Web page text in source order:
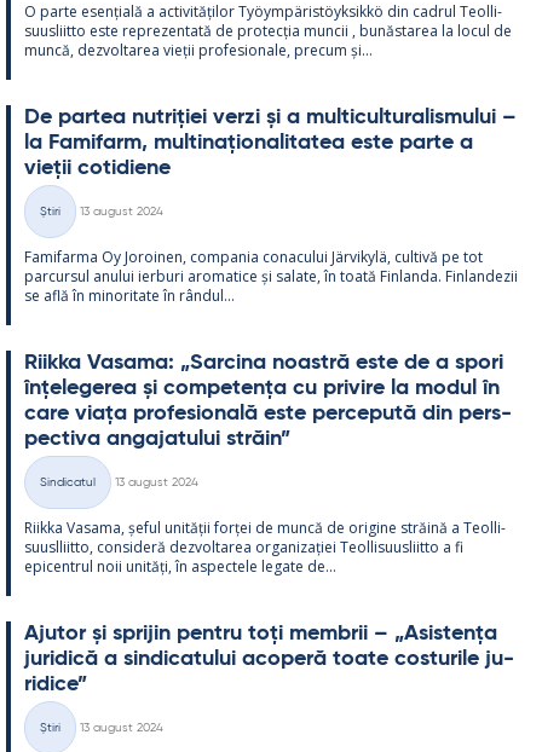
O parte esențială a ac­ti­vități­lor Työym­pä­ris­töyk­sikkö din cadrul Teol­li­
suus­liitto este reprezen­tată de pro­tecția muncii , bunăs­ta­rea la locul de
muncă, dez­vol­ta­rea vieții pro­fe­sio­nale, precum și...
De par­tea nut­riției verzi și a mul­ticul­tu­ra­lis­mu­lui –
la Fa­mi­farm, mul­ti­națio­na­li­ta­tea este parte a
vieții co­ti­diene
Categorii
Știri
13 august 2024
Fa­mi­farma Oy Jo­roi­nen, com­pa­nia co­nacu­lui Jär­vi­kylä, cul­tivă pe tot
parcur­sul anu­lui ier­buri aro­ma­tice și sa­late, în toată Fin­landa. Fin­lan­dezii
se află în mi­no­ri­tate în rân­dul...
Riikka Va­sama: „Sarcina noa­stră este de a spori
înțe­le­ge­rea și com­pe­tența cu pri­vire la mo­dul în
care viața pro­fe­sio­nală este perce­pută din pers­
pec­tiva an­ga­ja­tu­lui străin”
Categorii
Sindicatul
13 august 2024
Riikka Va­sama, șe­ful unității forței de muncă de ori­gine străină a Teol­li­
suusl­liitto, con­si­deră dez­vol­ta­rea or­ga­nizației Teol­li­suus­liitto a fi
epicent­rul noii unități, în as­pec­tele le­gate de...
Aju­tor și spri­jin pentru toți mem­brii – „Asis­tența
ju­ri­dică a sin­dica­tu­lui aco­peră toate cos­tu­rile ju­
ri­dice”
Categorii
Știri
13 august 2024